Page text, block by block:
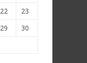
22
23
29
30